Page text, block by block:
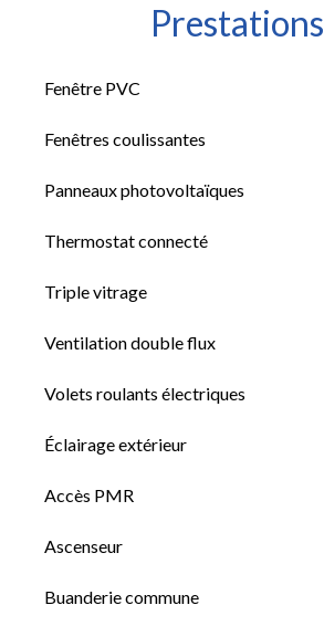
Prestations
Fenêtre PVC
Fenêtres coulissantes
Panneaux photovoltaïques
Thermostat connecté
Triple vitrage
Ventilation double flux
Volets roulants électriques
Éclairage extérieur
Accès PMR
Ascenseur
Buanderie commune